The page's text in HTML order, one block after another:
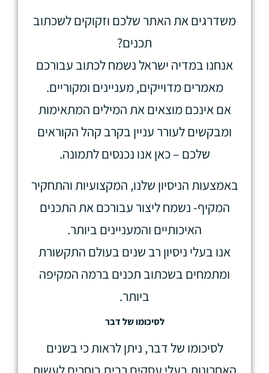
משדרגים את האתר שלכם וזקוקים לשכתוב
תכנים?
אנחנו במדיה ישראל נשמח לכתוב עבורכם
מאמרים מדוייקים, מעניינים ומקוריים.
אם אינכם מוצאים את המילים המתאימות
ומבקשים לעורר עניין בקרב קהל הקוראים
שלכם – כאן אנו נכנסים לתמונה.
באמצעות הניסיון שלנו, המקצועיות והתחקיר
המקיף- נשמח ליצור עבורכם את התכנים
האיכותיים והמעניינים ביותר.
אנו בעלי ניסיון רב שנים בעולם התקשורת
ומתמחים בשכתוב תכנים ברמה המקיפה
ביותר.
לסיכומו של דבר
לסיכומו של דבר, ניתן לראות כי בשנים